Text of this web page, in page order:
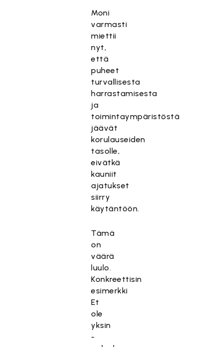
Moni
varmasti
miettii
nyt,
että
puheet
turvallisesta
harrastamisesta
ja
toimintaympäristöstä
jäävät
korulauseiden
tasolle,
eivätkä
kauniit
ajatukset
siirry
käytäntöön.
Tämä
on
väärä
luulo.
Konkreettisin
esimerkki
Et
ole
yksin
-